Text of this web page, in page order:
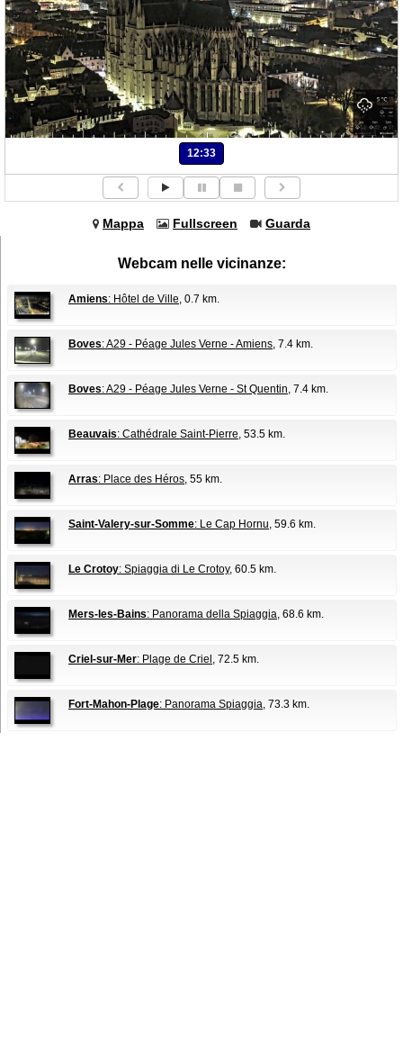
12:33
Mappa Fullscreen Guarda
Webcam nelle vicinanze:
Amiens: Hôtel de Ville, 0.7 km.
Boves: A29 - Péage Jules Verne - Amiens, 7.4 km.
Boves: A29 - Péage Jules Verne - St Quentin, 7.4 km.
Beauvais: Cathédrale Saint-Pierre, 53.5 km.
Arras: Place des Héros, 55 km.
Saint-Valery-sur-Somme: Le Cap Hornu, 59.6 km.
Le Crotoy: Spiaggia di Le Crotoy, 60.5 km.
Mers-les-Bains: Panorama della Spiaggia, 68.6 km.
Criel-sur-Mer: Plage de Criel , 72.5 km.
Fort-Mahon-Plage: Panorama Spiaggia, 73.3 km.